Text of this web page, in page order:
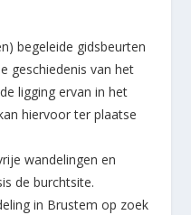
begeleide gidsbeurten
geschiedenis van het
ligging ervan in het
hiervoor ter plaatse
wandelingen en
de burchtsite.
in Brustem op zoek